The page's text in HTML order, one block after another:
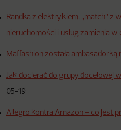
Randka z elektrykiem, „match” z
nieruchomości i usług zamienia
Maffashion została ambasadorką
Jak docierać do grupy docelowej
05-19
Allegro kontra Amazon – co jest